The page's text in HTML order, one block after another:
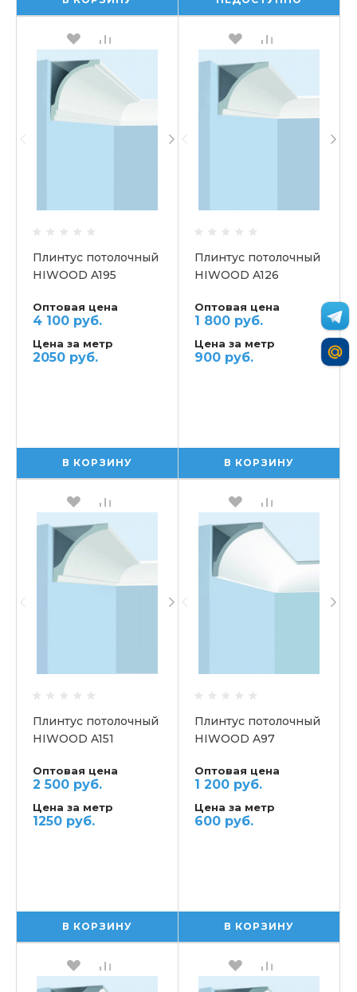
Плинтус потолочный
HIWOOD A195
Оптовая цена
4 100 руб.
Цена за метр
2050 руб.
В КОРЗИНУ
Плинтус потолочный
HIWOOD A126
Оптовая цена
1 800 руб.
Цена за метр
900 руб.
В КОРЗИНУ
Плинтус потолочный
HIWOOD A151
Оптовая цена
2 500 руб.
Цена за метр
1250 руб.
В КОРЗИНУ
Плинтус потолочный
HIWOOD A97
Оптовая цена
1 200 руб.
Цена за метр
600 руб.
В КОРЗИНУ